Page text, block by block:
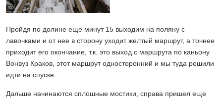
Пройдя по долине еще минут 15 выходим на поляну с
лавочками и от нее в сторону уходит желтый маршрут, а точнее
приходит его окончание, т.к. это выход с маршрута по каньону
Вонвуз Краков, этот маршрут односторонний и мы туда решили
идти на спуске.
Дальше начинаются сплошные мостики, справа пришел еще